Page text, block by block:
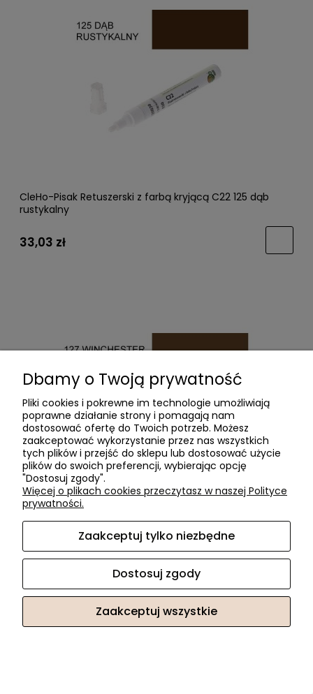
CleHo-Pisak Retuszerski z farbą kryjącą C22 125 dąb
rustykalny
33,03 zł
CleHo-Pisak Retuszerski z farbą kryjącą C22 127
33,03 zł
2 3 4 5 ...
Dbamy o Twoją prywatność
Pliki cookies i pokrewne im technologie umożliwiają
poprawne działanie strony i pomagają nam
dostosować ofertę do Twoich potrzeb. Możesz
zaakceptować wykorzystanie przez nas wszystkich
tych plików i przejść do sklepu lub dostosować użycie
plików do swoich preferencji, wybierając opcję
"Dostosuj zgody".
Więcej o plikach cookies przeczytasz w naszej Polityce
prywatności.
Zaakceptuj tylko niezbędne
Dostosuj zgody
Zaakceptuj wszystkie